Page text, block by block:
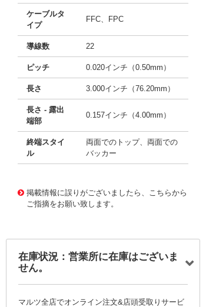
ケーブルタ
イプ
FFC、FPC
導線数 22
ピッチ 0.020インチ（0.50mm）
長さ 3.000インチ（76.20mm）
長さ - 露出
端部
0.157インチ（4.00mm）
終端スタイ
ル
両面でのトップ、両面での
バッカー
掲載情報に誤りがございましたら、こちらから
ご指摘をお願い致します。
在庫状況：営業所に在庫はございま
せん。
マルツ全店でオンライン注文&店頭受取りサービ